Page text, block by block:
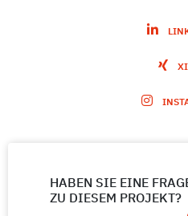
HABEN SIE EINE
ZU DIESEM PROJEKT?